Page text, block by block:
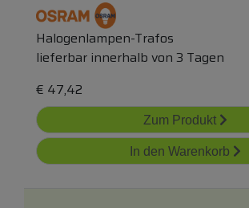
Halogenlampen-Trafos
lieferbar innerhalb von 3 Tagen
€ 47,42
Zum Produkt
In den Warenkorb